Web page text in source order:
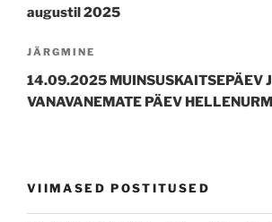
augustil 2025
Next
Post
JÄRGMINE
14.09.2025 MUINSUSKAITSEPÄEV
VANAVANEMATE PÄEV
VIIMASED POSTITUSED